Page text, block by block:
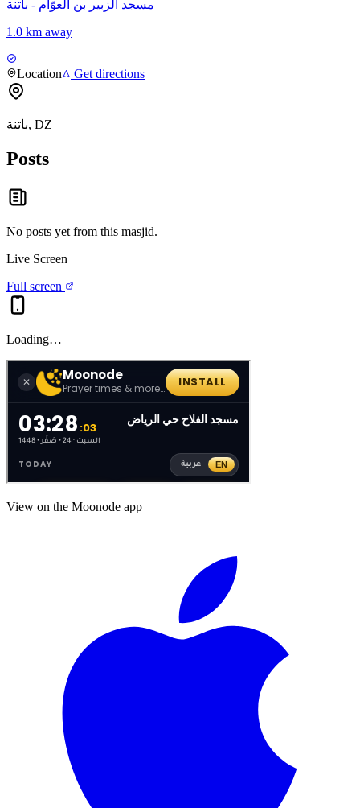
مسجد الزبير بن العوّام - باتنة
1.0 km away
Location Get directions
باتنة, DZ
Posts
No posts yet from this masjid.
Live Screen
Full screen
Loading…
View on the Moonode app